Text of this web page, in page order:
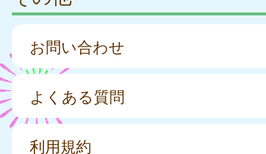
お問い合わせ
よくある質問
利用規約